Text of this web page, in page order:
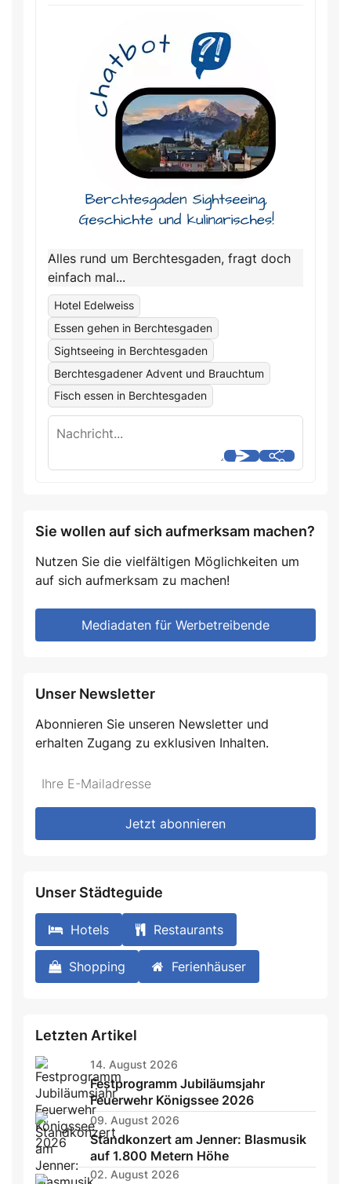
Alles rund um Berchtesgaden, fragt doch
einfach mal...
Hotel Edelweiss
Essen gehen in Berchtesgaden
Sightseeing in Berchtesgaden
Berchtesgadener Advent und Brauchtum
Fisch essen in Berchtesgaden
Sie wollen auf sich aufmerksam machen?
Nutzen Sie die vielfältigen Möglichkeiten um
auf sich aufmerksam zu machen!
Mediadaten für Werbetreibende
Unser Newsletter
Abonnieren Sie unseren Newsletter und
erhalten Zugang zu exklusiven Inhalten.
Do
fill
*Ihre
Mailadresse:
Jetzt abonnieren
Unser Städteguide
Hotels Restaurants
Shopping Ferienhäuser
Letzten Artikel
14. August 2026
Festprogramm Jubiläumsjahr
Feuerwehr Königssee 2026
09. August 2026
Standkonzert am Jenner: Blasmusik
auf 1.800 Metern Höhe
02. August 2026